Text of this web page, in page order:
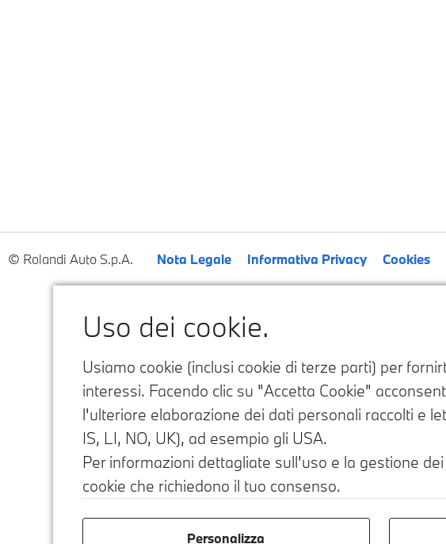
Uso dei cookie.
Usiamo cookie (inclusi cookie di terze parti) per
interessi. Facendo clic su "Accetta Cookie"
l'ulteriore elaborazione dei dati personali raccolti e
IS, LI, NO, UK), ad esempio gli USA.
Per informazioni dettagliate sull'uso e la gestione
cookie che richiedono il tuo consenso.
Personalizza
Rolandi Auto S.p.A. Nota Legale Informativa Privacy Cookies